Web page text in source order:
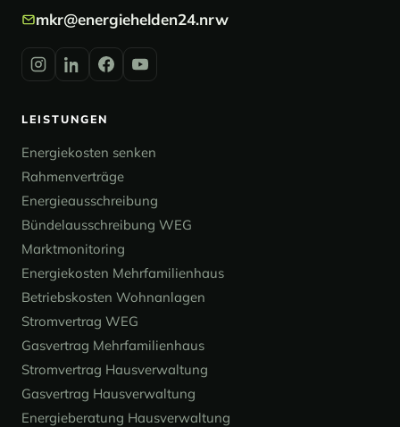
mkr@energiehelden24.nrw
LEISTUNGEN
Energiekosten senken
Rahmenverträge
Energieausschreibung
Bündelausschreibung WEG
Marktmonitoring
Energiekosten Mehrfamilienhaus
Betriebskosten Wohnanlagen
Stromvertrag WEG
Gasvertrag Mehrfamilienhaus
Stromvertrag Hausverwaltung
Gasvertrag Hausverwaltung
Energieberatung Hausverwaltung